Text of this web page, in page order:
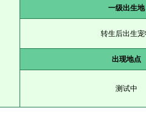
一级出生地
转生后出生
出现地点
测试中